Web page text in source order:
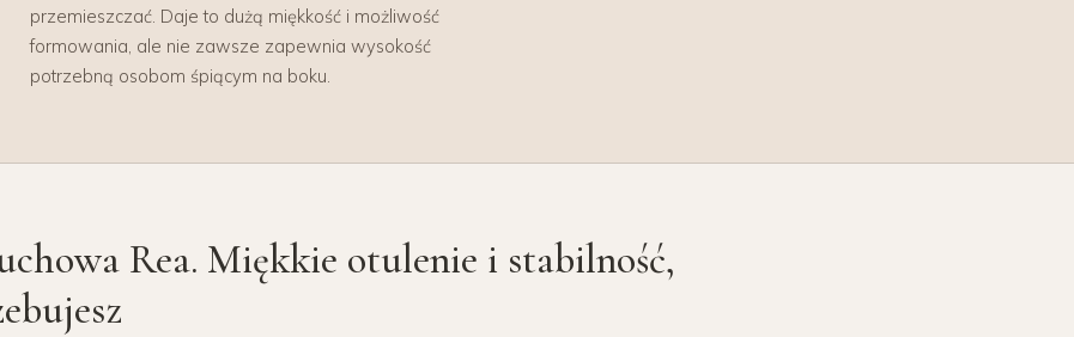
przemieszczać. Daje to dużą miękkość i możliwość
formowania, ale nie zawsze zapewnia wysokość
potrzebną osobom śpiącym na boku.
Rea. Miękkie otulenie i stabilność,